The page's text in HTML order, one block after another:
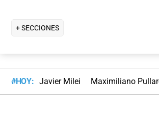
+ SECCIONES
#HOY: Javier Milei Maximiliano